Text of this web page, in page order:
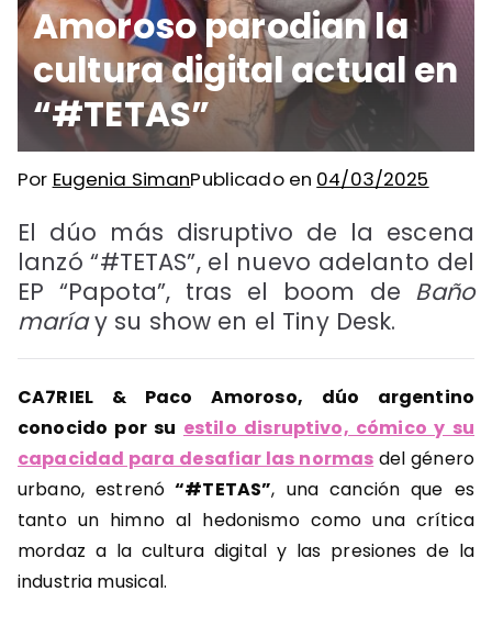
Amoroso parodian la
cultura digital actual en
“#TETAS”
Por Eugenia SimanPublicado en 04/03/2025
El dúo más disruptivo de la escena
lanzó “#TETAS”, el nuevo adelanto del
EP “Papota”, tras el boom de Baño
maríay su show en el Tiny Desk.
CA7RIEL & Paco Amoroso, dúo argentino
conocido por su estilo disruptivo, cómico y su
capacidad para desafiar las normas del género
urbano, estrenó “#TETAS”, una canción que es
tanto un himno al hedonismo como una crítica
mordaz a la cultura digital y las presiones de la
industria musical.